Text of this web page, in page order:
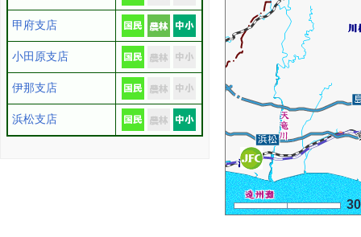
甲府支店
小田原支店
伊那支店
浜松支店